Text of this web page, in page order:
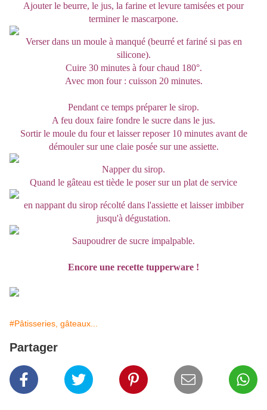
Ajouter le beurre, le jus, la farine et levure tamisées et pour
terminer le mascarpone.
Verser dans un moule à manqué (beurré et fariné si pas en
silicone).
Cuire 30 minutes à four chaud 180°.
Avec mon four : cuisson 20 minutes.
Pendant ce temps préparer le sirop.
A feu doux faire fondre le sucre dans le jus.
Sortir le moule du four et laisser reposer 10 minutes avant de
démouler sur une claie posée sur une assiette.
Napper du sirop.
Quand le gâteau est tiède le poser sur un plat de service
en nappant du sirop récolté dans l'assiette et laisser imbiber
jusqu'à dégustation.
Saupoudrer de sucre impalpable.
Encore une recette tupperware !
#Pâtisseries, gâteaux...
Partager